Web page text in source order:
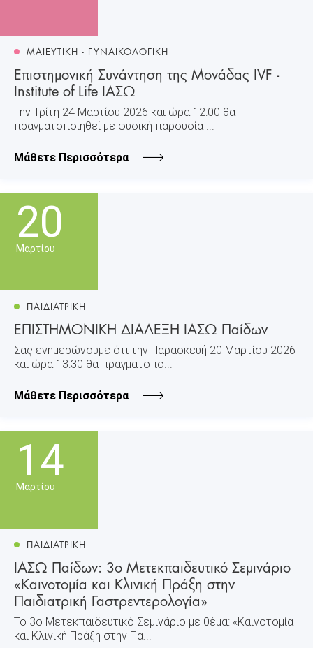
ΜΑΙΕΥΤΙΚΗ - ΓΥΝΑΙΚΟΛΟΓΙΚΗ
Επιστημονική Συνάντηση της Μονάδας IVF -
Institute of Life ΙΑΣΩ
Την Τρίτη 24 Μαρτίου 2026 και ώρα 12:00 θα
πραγματοποιηθεί με φυσική παρουσία ...
Μάθετε Περισσότερα
20
Μαρτίου
ΠΑΙΔΙΑΤΡΙΚΗ
ΕΠΙΣΤΗΜΟΝΙΚΗ ΔΙΑΛΕΞΗ ΙΑΣΩ Παίδων
Σας ενημερώνουμε ότι την Παρασκευή 20 Μαρτίου 2026
και ώρα 13:30 θα πραγματοπο...
Μάθετε Περισσότερα
14
Μαρτίου
ΠΑΙΔΙΑΤΡΙΚΗ
ΙΑΣΩ Παίδων: 3ο Μετεκπαιδευτικό Σεμινάριο
«Καινοτομία και Κλινική Πράξη στην
Παιδιατρική Γαστρεντερολογία»
Το 3ο Μετεκπαιδευτικό Σεμινάριο με θέμα: «Καινοτομία
και Κλινική Πράξη στην Πα...